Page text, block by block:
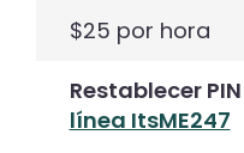
$25 por hora
Restablecer
línea ItsME247